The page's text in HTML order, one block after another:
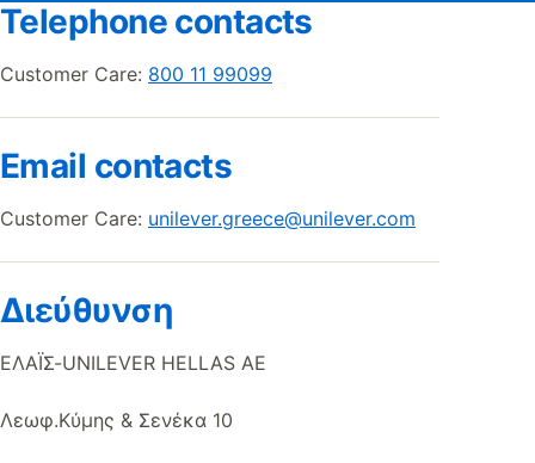
Telephone contacts
Customer Care: 800 11 99099
Email contacts
Customer Care: unilever.greece@unilever.com
Διεύθυνση
ΕΛΑΪΣ-UNILEVER HELLAS AE
Λεωφ.Κύμης & Σενέκα 10